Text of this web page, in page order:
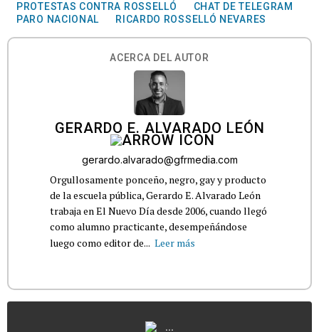
PROTESTAS CONTRA ROSSELLÓ
CHAT DE TELEGRAM
PARO NACIONAL
RICARDO ROSSELLÓ NEVARES
ACERCA DEL AUTOR
GERARDO E. ALVARADO LEÓN
gerardo.alvarado@gfrmedia.com
Orgullosamente ponceño, negro, gay y producto
de la escuela pública, Gerardo E. Alvarado León
trabaja en El Nuevo Día desde 2006, cuando llegó
como alumno practicante, desempeñándose
luego como editor de... Leer más
...